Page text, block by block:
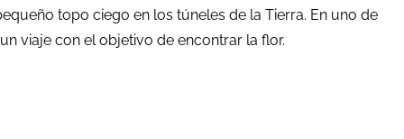
topo ciego en los túneles de la Tierra. En uno de
viaje con el objetivo de encontrar la flor.